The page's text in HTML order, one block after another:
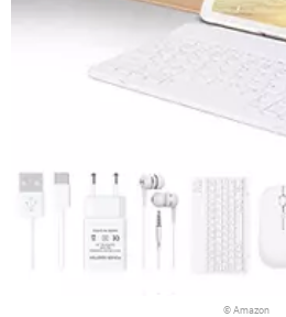
© Amazon